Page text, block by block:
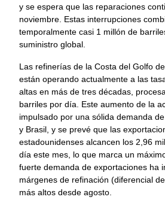
y se espera que las reparaciones
noviembre. Estas interrupciones
temporalmente casi 1 millón de
suministro global.
Las refinerías de la Costa del Golfo
están operando actualmente a las
altas en más de tres décadas,
barriles por día. Este aumento de la
impulsado por una sólida demanda
y Brasil, y se prevé que las
estadounidenses alcancen los 2,96
día este mes, lo que marca un
fuerte demanda de exportaciones ha
márgenes de refinación (diferencial
más altos desde agosto.